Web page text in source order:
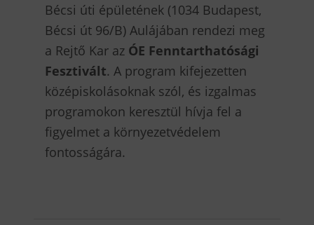
Bécsi úti épületének (1034 Budapest,
Bécsi út 96/B) Aulájában rendezi meg
a Rejtő Kar az ÓE Fenntarthatósági
Fesztivált. A program kifejezetten
középiskolásoknak szól, és izgalmas
programokon keresztül hívja fel a
figyelmet a környezetvédelem
fontosságára.